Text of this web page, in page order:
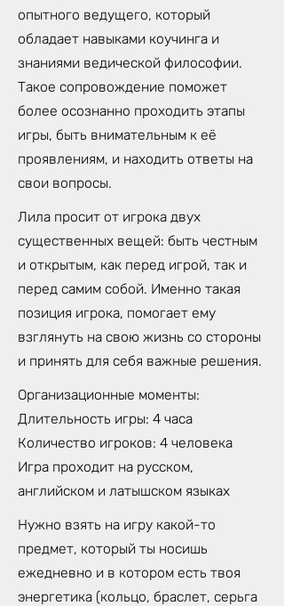
опытного ведущего, который
обладает навыками коучинга и
знаниями ведической философии.
Такое сопровождение поможет
более осознанно проходить этапы
игры, быть внимательным к её
проявлениям, и находить ответы на
свои вопросы.
Лила просит от игрока двух
существенных вещей: быть честным
и открытым, как перед игрой, так и
перед самим собой. Именно такая
позиция игрока, помогает ему
взглянуть на свою жизнь со стороны
и принять для себя важные решения.
Организационные моменты:
Длительность игры: 4 часа
Количество игроков: 4 человека
Игра проходит на русском,
английском и латышском языках
Нужно взять на игру какой-то
предмет, который ты носишь
ежедневно и в котором есть твоя
энергетика (кольцо, браслет, серьга